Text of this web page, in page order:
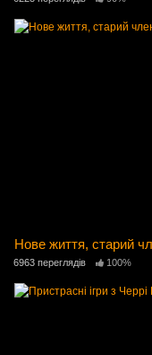
Нове життя, старий
6963 переглядів 100%